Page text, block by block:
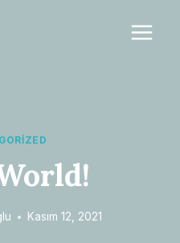
Kasım 12, 2021